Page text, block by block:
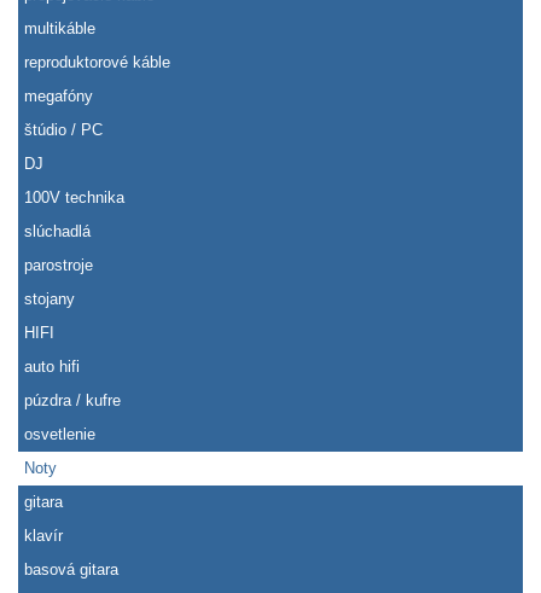
multikáble
reproduktorové káble
megafóny
štúdio / PC
DJ
100V technika
slúchadlá
parostroje
stojany
HIFI
auto hifi
púzdra / kufre
osvetlenie
Noty
gitara
klavír
basová gitara